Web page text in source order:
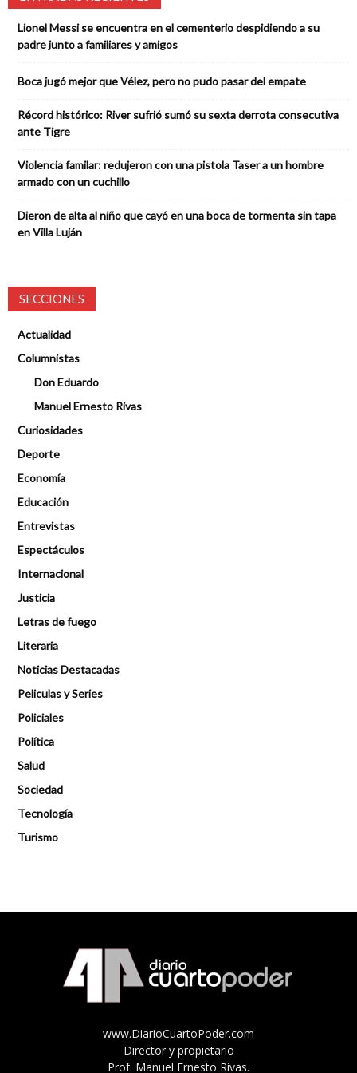
Lionel Messi se encuentra en el cementerio despidiendo a su
padre junto a familiares y amigos
Boca jugó mejor que Vélez, pero no pudo pasar del empate
Récord histórico: River sufrió sumó su sexta derrota consecutiva
ante Tigre
Violencia familar: redujeron con una pistola Taser a un hombre
armado con un cuchillo
Dieron de alta al niño que cayó en una boca de tormenta sin tapa
en Villa Luján
SECCIONES
Actualidad
Columnistas
Don Eduardo
Manuel Ernesto Rivas
Curiosidades
Deporte
Economía
Educación
Entrevistas
Espectáculos
Internacional
Justicia
Letras de fuego
Literaria
Noticias Destacadas
Peliculas y Series
Policiales
Política
Salud
Sociedad
Tecnología
Turismo
www.DiarioCuartoPoder.com
Director y propietario
Prof. Manuel Ernesto Rivas.